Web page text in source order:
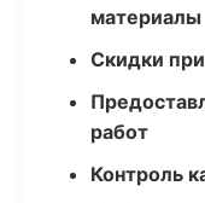
материалы
Скидки при
работ
Контроль